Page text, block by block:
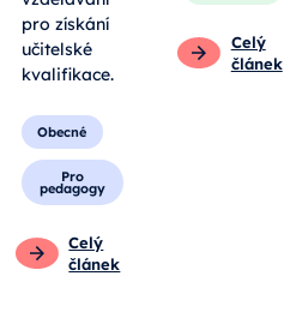
pro získání
učitelské
kvalifikace.
Obecné
Pro
pedagogy
Celý
článek
Celý
článek